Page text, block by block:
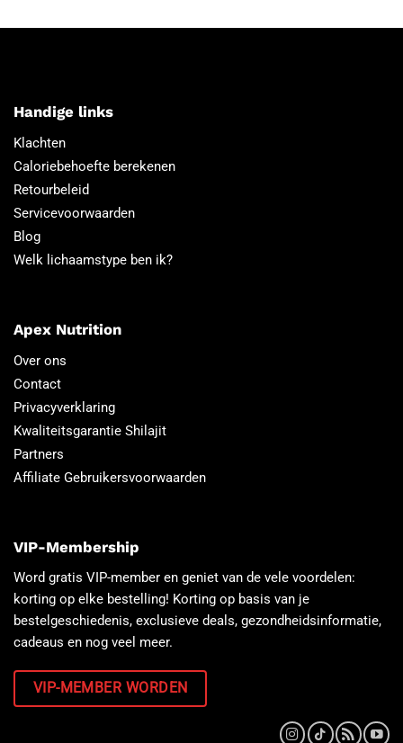
Handige links
Klachten
Caloriebehoefte berekenen
Retourbeleid
Servicevoorwaarden
Blog
Welk lichaamstype ben ik?
Apex Nutrition
Over ons
Contact
Privacyverklaring
Kwaliteitsgarantie Shilajit
Partners
Affiliate Gebruikersvoorwaarden
VIP-Membership
Word gratis VIP-member en geniet van de vele voordelen:
korting op elke bestelling! Korting op basis van je
bestelgeschiedenis, exclusieve deals, gezondheidsinformatie,
cadeaus en nog veel meer.
VIP-MEMBER WORDEN